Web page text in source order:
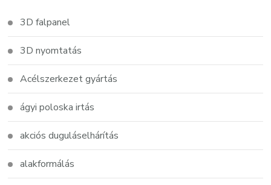
3D falpanel
3D nyomtatás
Acélszerkezet gyártás
ágyi poloska irtás
akciós duguláselhárítás
alakformálás